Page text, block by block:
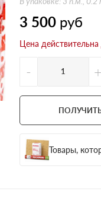
3 500 руб
Цена
- +
Товары,